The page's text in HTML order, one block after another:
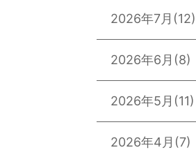
2026年7月 (12)
2026年6月 (8)
2026年5月 (11)
2026年4月 (7)